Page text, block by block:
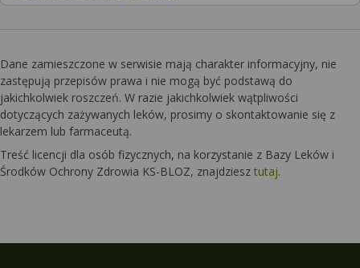
Dane zamieszczone w serwisie mają charakter informacyjny, nie
zastępują przepisów prawa i nie mogą być podstawą do
jakichkolwiek roszczeń. W razie jakichkolwiek wątpliwości
dotyczących zażywanych leków, prosimy o skontaktowanie się z
lekarzem lub farmaceutą.
Treść licencji dla osób fizycznych, na korzystanie z Bazy Leków i
Środków Ochrony Zdrowia KS-BLOZ, znajdziesz tutaj.